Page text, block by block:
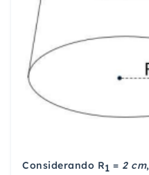
Considerando R1 = 2 cm,